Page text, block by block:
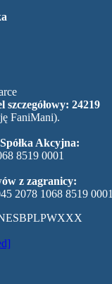
szczegółowy: 24219
FaniMani).
Akcyjna:
8519 0001
z zagranicy:
2078 1068 8519 0001